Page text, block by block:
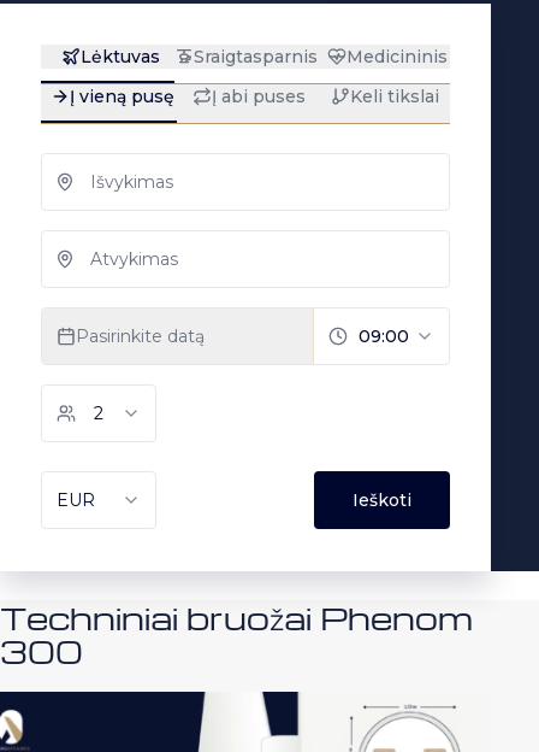
Techniniai bruožai Phenom
300